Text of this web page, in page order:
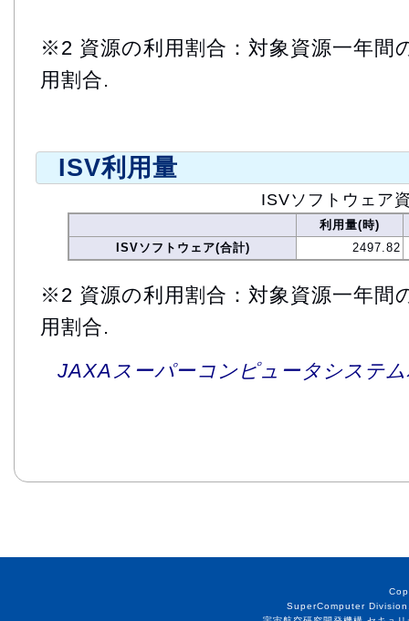
※2 資源の利用割合：対象資源一年間
用割合.
ISV利用量
ISVソフトウェア
利用量(時)
ISVソフトウェア(合計)
2497.82
※2 資源の利用割合：対象資源一年間
用割合.
JAXAスーパーコンピュータシステ
SuperComputer